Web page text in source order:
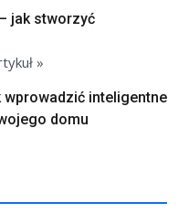
jak stworzyć
»
inteligentne
domu